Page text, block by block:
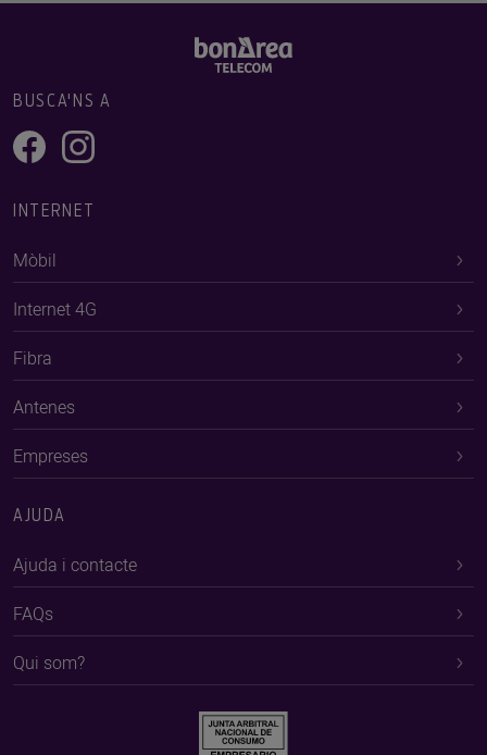
BUSCA'NS A
INTERNET
Mòbil
Internet 4G
Fibra
Antenes
Empreses
AJUDA
Ajuda i contacte
FAQs
Qui som?